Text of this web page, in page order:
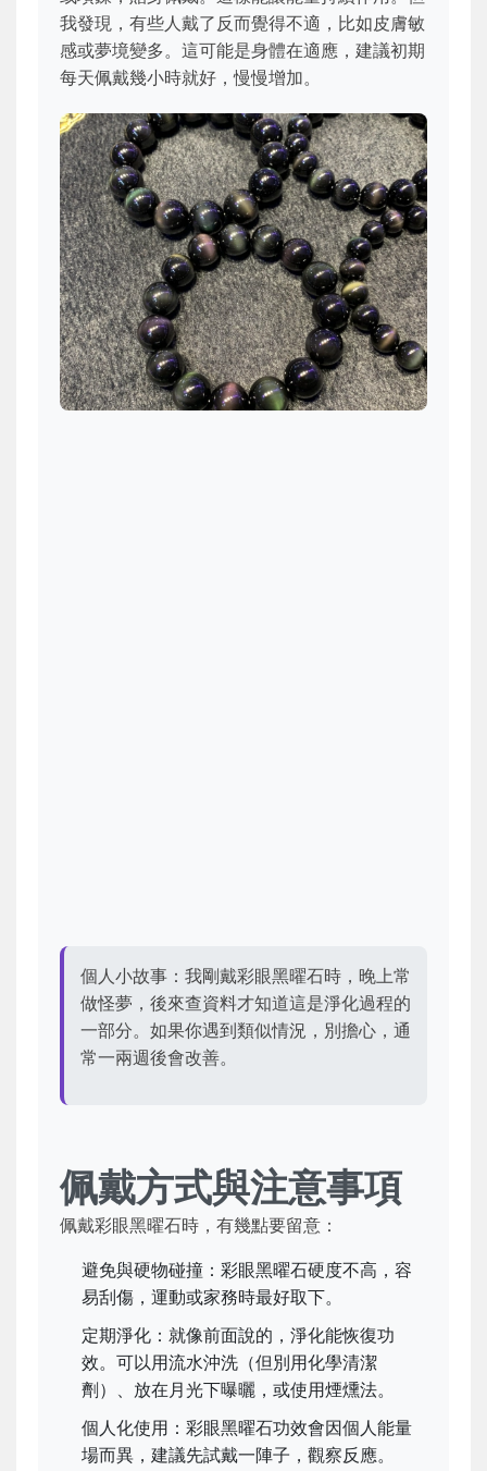
我發現，有些人戴了反而覺得不適，比如皮膚敏
感或夢境變多。這可能是身體在適應，建議初期
每天佩戴幾小時就好，慢慢增加。
個人小故事：我剛戴彩眼黑曜石時，晚上常
做怪夢，後來查資料才知道這是淨化過程的
一部分。如果你遇到類似情況，別擔心，通
常一兩週後會改善。
佩戴方式與注意事項
佩戴彩眼黑曜石時，有幾點要留意：
避免與硬物碰撞：彩眼黑曜石硬度不高，容
易刮傷，運動或家務時最好取下。
定期淨化：就像前面說的，淨化能恢復功
效。可以用流水沖洗（但別用化學清潔
劑）、放在月光下曝曬，或使用煙燻法。
個人化使用：彩眼黑曜石功效會因個人能量
場而異，建議先試戴一陣子，觀察反應。